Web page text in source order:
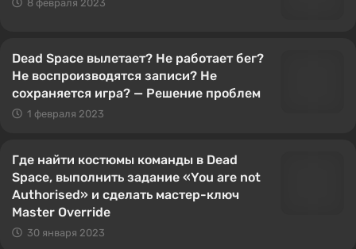
8 февраля 2023
Dead Space вылетает? Не работает бег?
Не воспроизводятся записи? Не
сохраняется игра? — Решение проблем
1 февраля 2023
Где найти костюмы команды в Dead
Space, выполнить задание «You are not
Authorised» и сделать мастер-ключ
Master Override
30 января 2023